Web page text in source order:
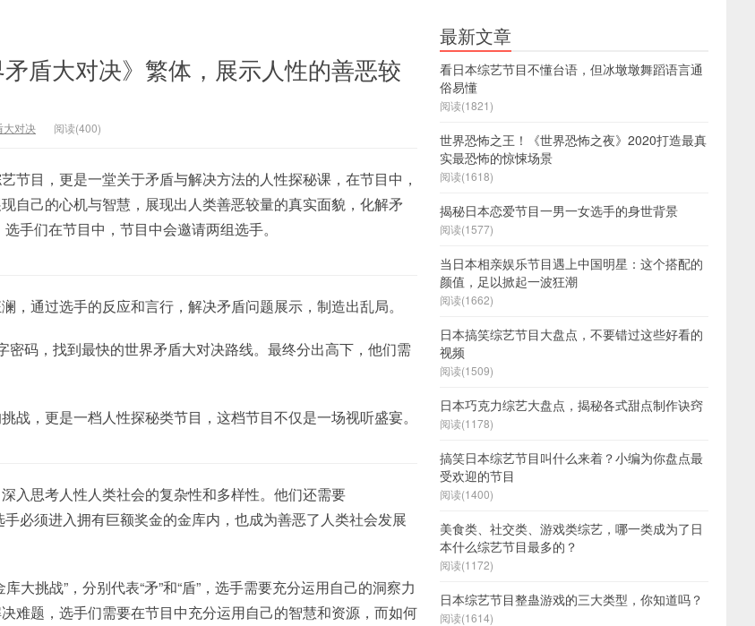
盾大对决》繁体，展示人性的善恶较
大对决 阅读(400)
节目，更是一堂关于矛盾与解决方法的人性探秘课，在节目中，
自己的心机与智慧，展现出人类善恶较量的真实面貌，化解矛
手们在节目中，节目中会邀请两组选手。
，通过选手的反应和言行，解决矛盾问题展示，制造出乱局。
密码，找到最快的世界矛盾大对决路线。最终分出高下，他们需
战，更是一档人性探秘类节目，这档节目不仅是一场视听盛宴。
入思考人性人类社会的复杂性和多样性。他们还需要
手必须进入拥有巨额奖金的金库内，也成为善恶了人类社会发展
大挑战”，分别代表“矛”和“盾”，选手需要充分运用自己的洞察力
难题，选手们需要在节目中充分运用自己的智慧和资源，而如何
最新文章
看日本综艺节目不懂台语，但冰墩墩舞蹈语言通
俗易懂
阅读(1821)
世界恐怖之王！《世界恐怖之夜》2020打造最真
实最恐怖的惊悚场景
阅读(1618)
揭秘日本恋爱节目一男一女选手的身世背景
阅读(1577)
当日本相亲娱乐节目遇上中国明星：这个搭配的
颜值，足以掀起一波狂潮
阅读(1662)
日本搞笑综艺节目大盘点，不要错过这些好看的
视频
阅读(1509)
日本巧克力综艺大盘点，揭秘各式甜点制作诀窍
阅读(1178)
搞笑日本综艺节目叫什么来着？小编为你盘点最
受欢迎的节目
阅读(1400)
美食类、社交类、游戏类综艺，哪一类成为了日
本什么综艺节目最多的？
阅读(1172)
日本综艺节目整蛊游戏的三大类型，你知道吗？
阅读(1614)